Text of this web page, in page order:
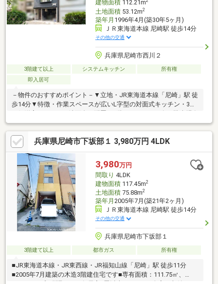
建物面積112.21m
土地面積53.12m2
築年月 1996年4月(築30年5ヶ月)
ＪＲ東海道本線 尼崎駅 徒歩14分
その他の交通
兵庫県尼崎市西川２
3階建て以上 システムキッチン
所有権
即入居可
－物件のおすすめポイント－▼立地・JR東海道本線「尼崎」駅 徒
歩14分▼特徴・作業スペースが広いL字型の対面式キッチン・3階
(車種による／水栓付)・即引渡し可能(残金精算後)▼設備・追い焚
き機能・タンクレストイレ▼周辺環境・西川公園 徒歩3分(約
210m)・浜小学校 徒歩3分(約240m)・尼崎中央病院 徒歩10分(約
770m)※容積率は前面道路幅員により160％の制限を受けます■ ご
希望の住まい探しをお手伝いします ━━━━━・・・物件の詳
細・ご相談はお気軽にお問い合わせください。
兵庫県尼崎市下坂部１ 3,980万円 4LDK
3,980万円
間取り 4LDK
建物面積117.45m2
土地面積75.88m2
築年月 2005年7月(築21年2ヶ月)
ＪＲ東海道本線 尼崎駅 徒歩14分
その他の交通
兵庫県尼崎市下坂部１
3階建て以上 都市ガス 所有権
■JR東海道本線・JR東西線・JR福知山線「尼崎」駅 徒歩11分
■2005年7月建築の木造3階建住宅です■専有面積：111.75㎡、